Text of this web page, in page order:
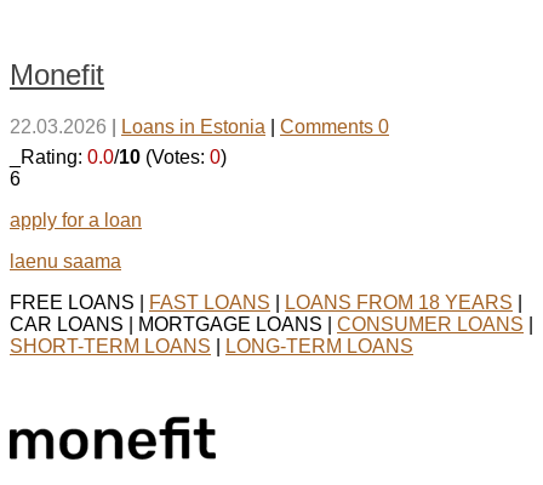
Monefit
22.03.2026 Loans in Estonia
Comments 0
_Rating: 0.0/10 (Votes: 0)
6
apply for a loan
laenu saama
FREE LOANS |
FAST LOANS LOANS FROM 18 YEARS
CAR LOANS | MORTGAGE LOANS | CONSUMER LOANS
SHORT-TERM LOANS
LONG-TERM LOANS